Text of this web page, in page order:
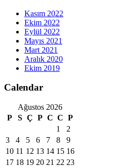
Kasım 2022
Ekim 2022
Eylül 2022
Mayıs 2021
Mart 2021
Aralık 2020
Ekim 2019
Calendar
Ağustos 2026
P
S Ç P C C P
1
2
3
4 5 6 7 8
9
10 11 12 13 14 15 16
17 18 19 20 21 22 23